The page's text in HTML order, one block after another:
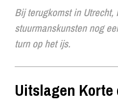
Bij terugkomst in
stuurmanskunsten nog
turn op het ijs.
Uitslagen Korte